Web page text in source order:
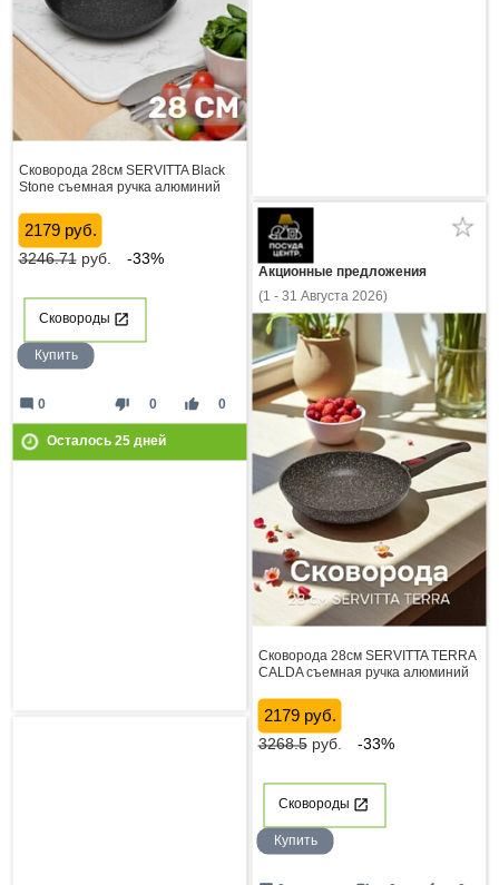
Сковорода 28см SERVITTA Black
Stone съемная ручка алюминий
2179 руб.
3246.71руб. -33%
Сковороды
Купить
thumb_down 0 thumb_up 0
mode_comment 0
Осталось 25дней
Акционные предложения
(1 - 31 Августа 2026)
Сковорода 28см SERVITTA TERRA
CALDA съемная ручка алюминий
2179 руб.
3268.5руб. -33%
Сковороды
Купить